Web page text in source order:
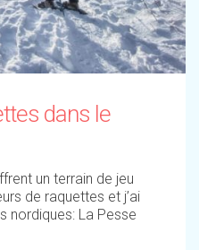
dans le
un terrain de jeu
de raquettes et j’ai
nordiques: La Pesse